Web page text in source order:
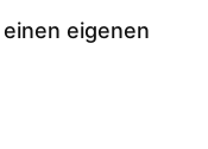
eigenen